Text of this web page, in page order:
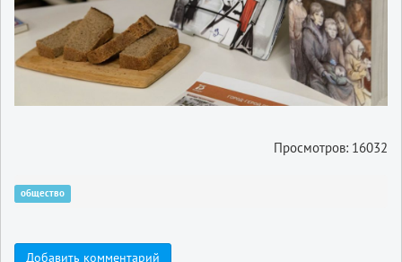
Просмотров: 16032
общество
Добавить комментарий